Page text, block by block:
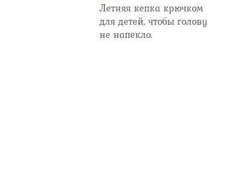
Летняя кепка крючком
для детей, чтобы голову
не напекло.